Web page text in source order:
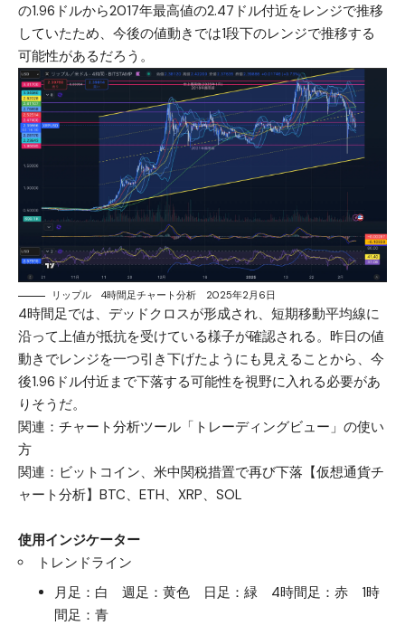
の1.96ドルから2017年最高値の2.47ドル付近をレンジで推移
していたため、今後の値動きでは1段下のレンジで推移する
可能性があるだろう。
リップル 4時間足チャート分析 2025年2月6日
4時間足では、デッドクロスが形成され、短期移動平均線に
沿って上値が抵抗を受けている様子が確認される。昨日の値
動きでレンジを一つ引き下げたようにも見えることから、今
後1.96ドル付近まで下落する可能性を視野に入れる必要があ
りそうだ。
関連： チャート分析ツール「トレーディングビュー」の使い
方
関連： ビットコイン、米中関税措置で再び下落【仮想通貨チ
ャート分析】BTC、ETH、XRP、SOL
使用インジケーター
トレンドライン
月足：白 週足：黄色 日足：緑 4時間足：赤 1時
間足：青